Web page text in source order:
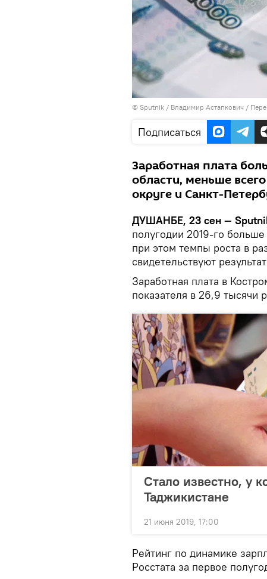
© Sputnik / Владимир Астапкович /
Подписаться
Заработная плата
области, меньше
округе и Санкт-
ДУШАНБЕ, 23 сен —
полугодии 2019-го
при этом темпы роста в
свидетельствуют
Заработная плата в
показателя в 26,9 тысячи
Стало известно, у
Таджикистане
21 июня 2019, 17:00
Рейтинг по динамике
Росстата за первое